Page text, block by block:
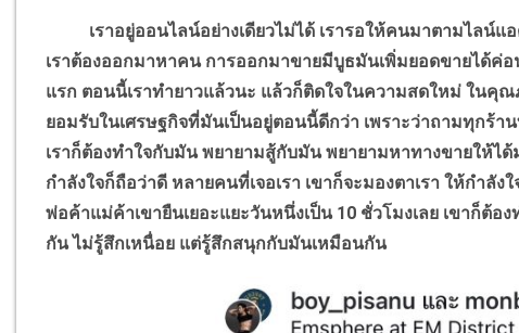
เราอยู่ออนไลน์อย่างเดียวไม่ได้ เรารอให้คนมาตามไลน์แอ
เราต้องออกมาหาคน การออกมาขายมีบูธมันเพิ่มยอดขายได้ค่
แรก ตอนนี้เราทำยาวแล้วนะ แล้วก็ติดใจในความสดใหม่ ในคุ
ยอมรับในเศรษฐกิจที่มันเป็นอยู่ตอนนี้ดีกว่า เพราะว่าถามทุกร้
เราก็ต้องทำใจกับมัน พยายามสู้กับมัน พยายามหาทางขายให้
กำลังใจก็ถือว่าดี หลายคนที่เจอเรา เขาก็จะมองตาเรา ให้กำลั
พ่อค้าแม่ค้าเขายืนเยอะแยะวันหนึ่งเป็น 10 ชั่วโมงเลย เขาก็ต้
กัน ไม่รู้สึกเหนื่อย แต่รู้สึกสนุกกับมันเหมือนกัน